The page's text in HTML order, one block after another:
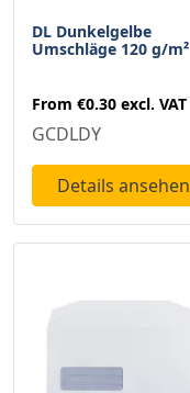
DL Dunkelgelbe
Umschläge 120 g/m²
From €0.30 excl. VAT
GCDLDY
Details ansehen